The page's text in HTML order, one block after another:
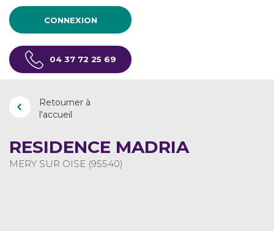
CONNEXION
04 37 72 25 69
Retourner à
l'accueil
RESIDENCE MADRIA
MERY SUR OISE (95540)